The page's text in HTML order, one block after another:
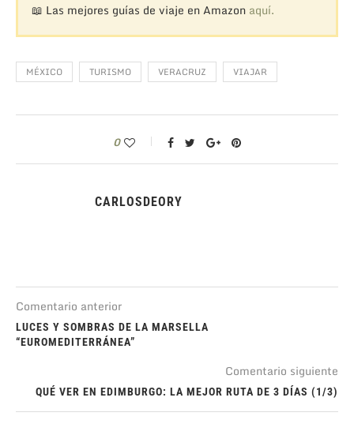
📖 Las mejores guías de viaje en Amazon aquí.
MÉXICO TURISMO VERACRUZ VIAJAR
0
CARLOSDEORY
Comentario anterior
LUCES Y SOMBRAS DE LA MARSELLA
“EUROMEDITERRÁNEA”
Comentario siguiente
QUÉ VER EN EDIMBURGO: LA MEJOR RUTA DE 3 DÍAS (1/3)